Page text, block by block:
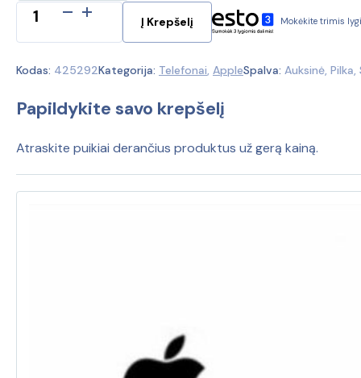
produkto
kiekis:
Apple
14
128Gb
prekė)
Į Krepšelį Mokėkite trimis
Kodas: 425292Kategorija: Telefonai AppleSpalva: Auksinė,
Papildykite savo krepšelį
Atraskite puikiai derančius produktus už gerą kainą.